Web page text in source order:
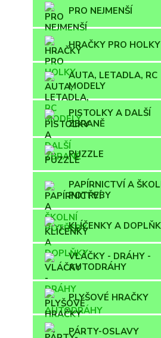
PRO NEJMENŠÍ
HRAČKY PRO HOLKY
AUTA, LETADLA, RC
MODELY
PISTOLKY A DALŠÍ
ZBRANĚ
PUZZLE
PAPÍRNICTVÍ A
POTŘEBY
KLÍČENKY A
VLÁČKY - DRÁHY -
AUTODRÁHY
PLYŠOVÉ HRAČKY
PÁRTY-OSLAVY